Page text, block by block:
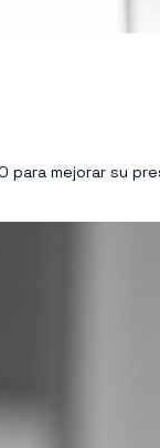
para mejorar su